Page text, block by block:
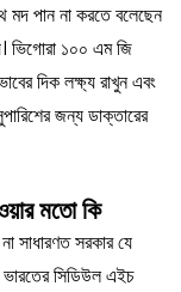
মদ পান না করতে বলেছেন
ভিগোরা ১০০ এম জি
দিক লক্ষ্য রাখুন এবং
জন্য ডাক্তারের
মতো কি
সাধারণত সরকার যে
সিডিউল এইচ